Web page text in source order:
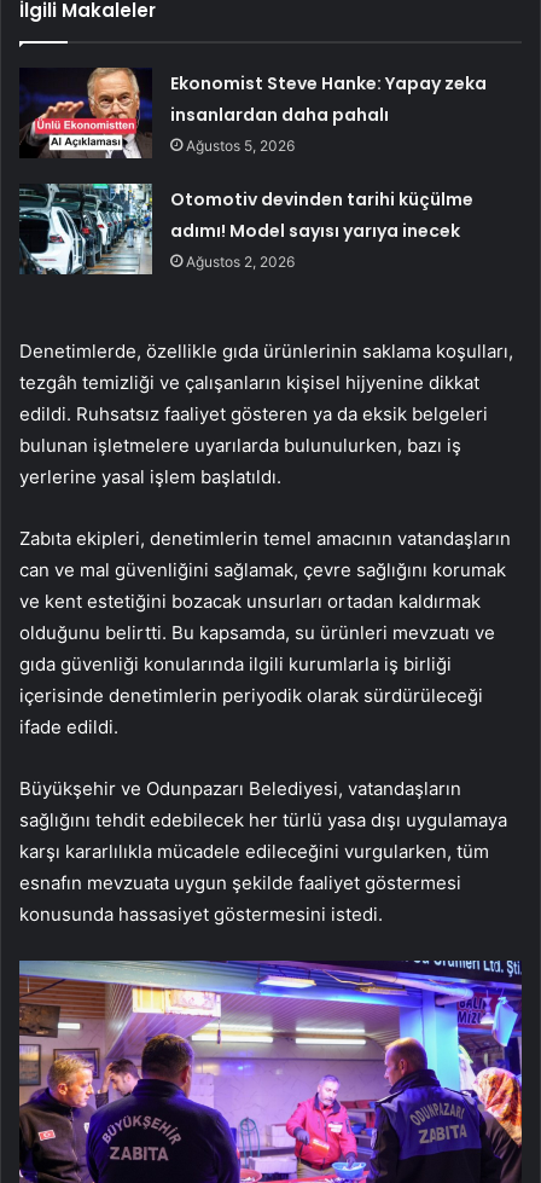
İlgili Makaleler
Ekonomist Steve Hanke: Yapay zeka
insanlardan daha pahalı
Ağustos 5, 2026
Otomotiv devinden tarihi küçülme
adımı! Model sayısı yarıya inecek
Ağustos 2, 2026
Denetimlerde, özellikle gıda ürünlerinin saklama koşulları,
tezgâh temizliği ve çalışanların kişisel hijyenine dikkat
edildi. Ruhsatsız faaliyet gösteren ya da eksik belgeleri
bulunan işletmelere uyarılarda bulunulurken, bazı iş
yerlerine yasal işlem başlatıldı.
Zabıta ekipleri, denetimlerin temel amacının vatandaşların
can ve mal güvenliğini sağlamak, çevre sağlığını korumak
ve kent estetiğini bozacak unsurları ortadan kaldırmak
olduğunu belirtti. Bu kapsamda, su ürünleri mevzuatı ve
gıda güvenliği konularında ilgili kurumlarla iş birliği
içerisinde denetimlerin periyodik olarak sürdürüleceği
ifade edildi.
Büyükşehir ve Odunpazarı Belediyesi, vatandaşların
sağlığını tehdit edebilecek her türlü yasa dışı uygulamaya
karşı kararlılıkla mücadele edileceğini vurgularken, tüm
esnafın mevzuata uygun şekilde faaliyet göstermesi
konusunda hassasiyet göstermesini istedi.